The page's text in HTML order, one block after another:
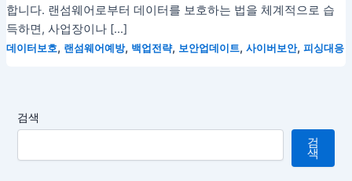
합니다. 랜섬웨어로부터 데이터를 보호하는 법을 체계적으로 습
득하면, 사업장이나 […]
데이터보호, 랜섬웨어예방, 백업전략, 보안업데이트, 사이버보안, 피싱대응
검색
검
색